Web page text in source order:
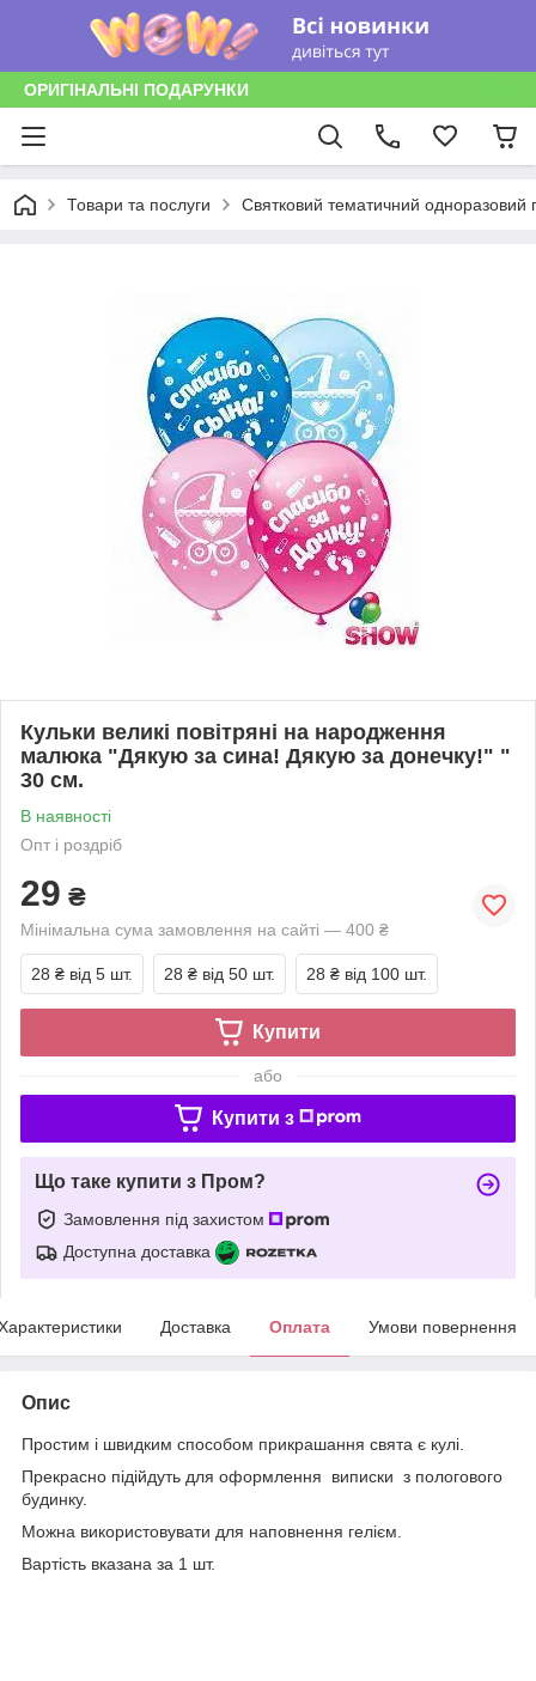
ОРИГІНАЛЬНІ ПОДАРУНКИ
Товари та послуги Святковий тематичний одноразовий
Кульки великі повітряні на народження
малюка "Дякую за сина! Дякую за донечку!" "
30 см.
В наявності
Опт і роздріб
29 ₴
Мінімальна сума замовлення на сайті — 400 ₴
28 ₴ від 5 шт. 28 ₴ від 50 шт. 28 ₴ від 100 шт.
Купити
або
Купити з
Що таке купити з Пром?
Замовлення під захистом
Доступна доставка
Доставка Оплата Умови повернення
Опис
Простим і швидким способом прикрашання свята є кулі.
Прекрасно підійдуть для оформлення виписки з пологового
будинку.
Можна використовувати для наповнення гелієм.
Вартість вказана за 1 шт.